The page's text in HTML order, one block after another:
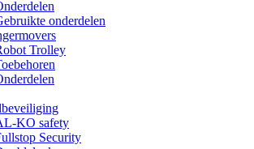
onderdelen
Trolley
KO safety
Security